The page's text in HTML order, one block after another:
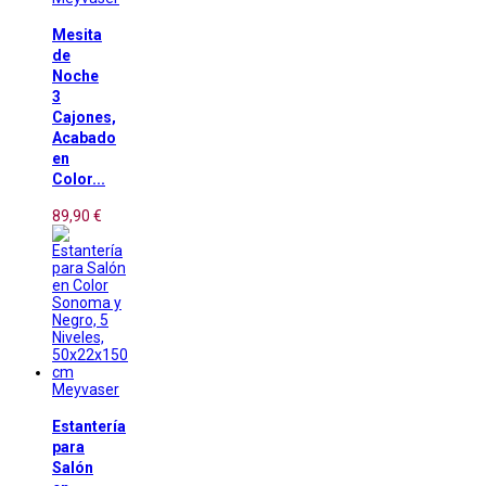
Mesita
de
Noche
3
Cajones,
Acabado
en
Color...
89,90 €
Meyvaser
Estantería
para
Salón